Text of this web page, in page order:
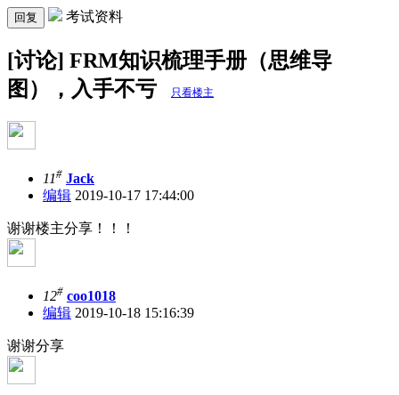
回复 考试资料
[讨论] FRM知识梳理手册（思维导
图），入手不亏
只看楼主
11# Jack
编辑 2019-10-17 17:44:00
谢谢楼主分享！！！
12# coo1018
编辑 2019-10-18 15:16:39
谢谢分享